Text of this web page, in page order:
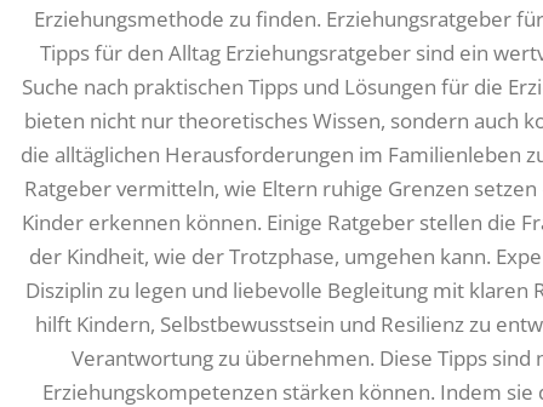
Erziehungsmethode zu finden. Erziehungsratgeber
Tipps für den Alltag Erziehungsratgeber sind ein
Suche nach praktischen Tipps und Lösungen für die
bieten nicht nur theoretisches Wissen, sondern auch
die alltäglichen Herausforderungen im Familienleben
Ratgeber vermitteln, wie Eltern ruhige Grenzen
Kinder erkennen können. Einige Ratgeber stellen die
der Kindheit, wie der Trotzphase, umgehen kann.
Disziplin zu legen und liebevolle Begleitung mit klaren
hilft Kindern, Selbstbewusstsein und Resilienz zu
Verantwortung zu übernehmen. Diese Tipps
Erziehungskompetenzen stärken können. Indem sie